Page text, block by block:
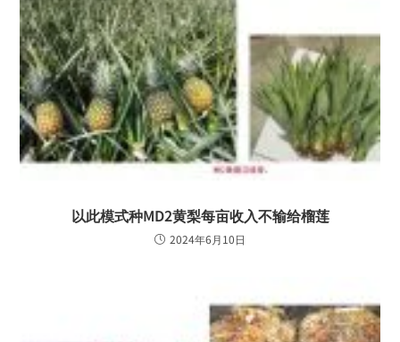
以此模式种MD2黄梨每亩收入不输给榴莲
2024年6月10日